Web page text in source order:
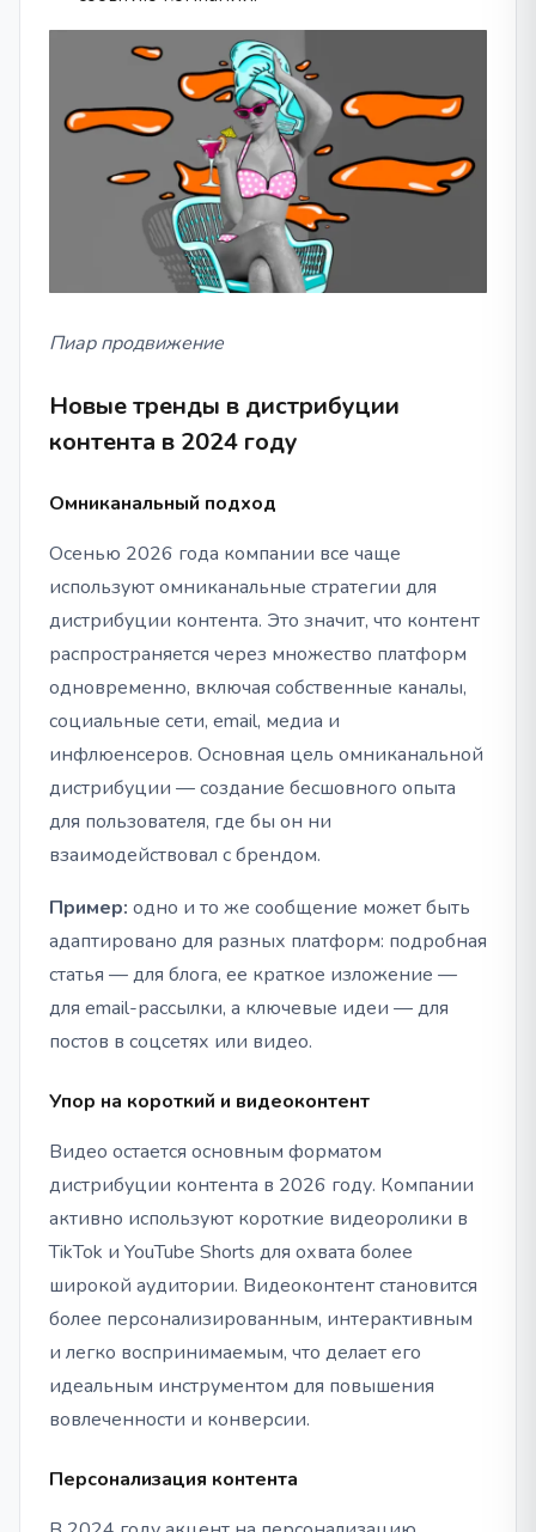
Пиар продвижение
Новые тренды в дистрибуции
контента в 2024 году
Омниканальный подход
Осенью 2026 года компании все чаще
используют омниканальные стратегии для
дистрибуции контента. Это значит, что контент
распространяется через множество платформ
одновременно, включая собственные каналы,
социальные сети, email, медиа и
инфлюенсеров. Основная цель омниканальной
дистрибуции — создание бесшовного опыта
для пользователя, где бы он ни
взаимодействовал с брендом.
Пример: одно и то же сообщение может быть
адаптировано для разных платформ: подробная
статья — для блога, ее краткое изложение —
для email-рассылки, а ключевые идеи — для
постов в соцсетях или видео.
Упор на короткий и видеоконтент
Видео остается основным форматом
дистрибуции контента в 2026 году. Компании
активно используют короткие видеоролики в
TikTok и YouTube Shorts для охвата более
широкой аудитории. Видеоконтент становится
более персонализированным, интерактивным
и легко воспринимаемым, что делает его
идеальным инструментом для повышения
вовлеченности и конверсии.
Персонализация контента